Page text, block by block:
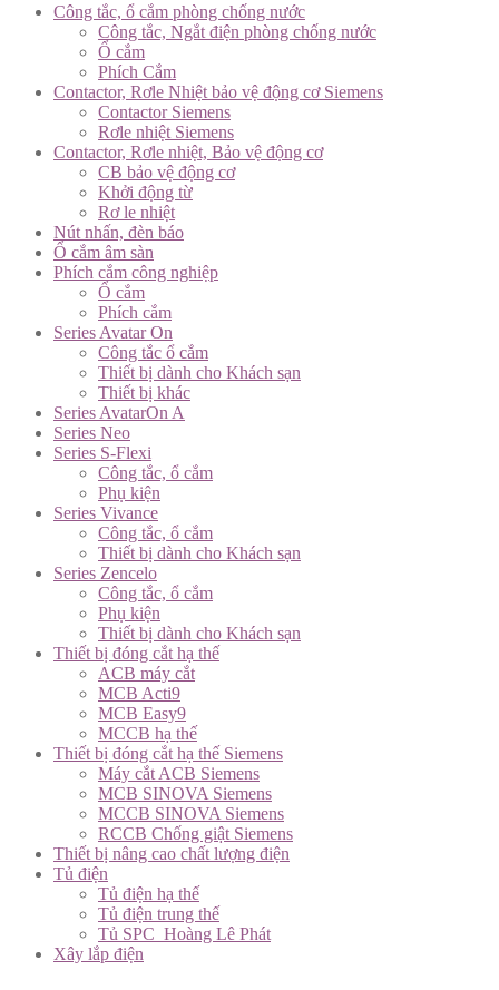
Công tắc, ổ cắm phòng chống nước
Công tắc, Ngắt điện phòng chống nước
Ổ cắm
Phích Cắm
Contactor, Rơle Nhiệt bảo vệ động cơ Siemens
Contactor Siemens
Rơle nhiệt Siemens
Contactor, Rơle nhiệt, Bảo vệ động cơ
CB bảo vệ động cơ
Khởi động từ
Rơ le nhiệt
Nút nhấn, đèn báo
Ổ cắm âm sàn
Phích cắm công nghiệp
Ổ cắm
Phích cắm
Series Avatar On
Công tắc ổ cắm
Thiết bị dành cho Khách sạn
Thiết bị khác
Series AvatarOn A
Series Neo
Series S-Flexi
Công tắc, ổ cắm
Phụ kiện
Series Vivance
Công tắc, ổ cắm
Thiết bị dành cho Khách sạn
Series Zencelo
Công tắc, ổ cắm
Phụ kiện
Thiết bị dành cho Khách sạn
Thiết bị đóng cắt hạ thế
ACB máy cắt
MCB Acti9
MCB Easy9
MCCB hạ thế
Thiết bị đóng cắt hạ thế Siemens
Máy cắt ACB Siemens
MCB SINOVA Siemens
MCCB SINOVA Siemens
RCCB Chống giật Siemens
Thiết bị nâng cao chất lượng điện
Tủ điện
Tủ điện hạ thế
Tủ điện trung thế
Tủ SPC_Hoàng Lê Phát
Xây lắp điện